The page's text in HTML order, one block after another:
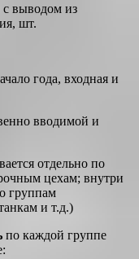
выводом из
шт.
года, входная и
вводимой и
отдельно по
цехам; внутри
группам
и т.д.)
по каждой группе